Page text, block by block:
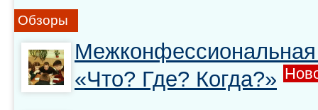
Обзоры
«Что? Где? Когда?»